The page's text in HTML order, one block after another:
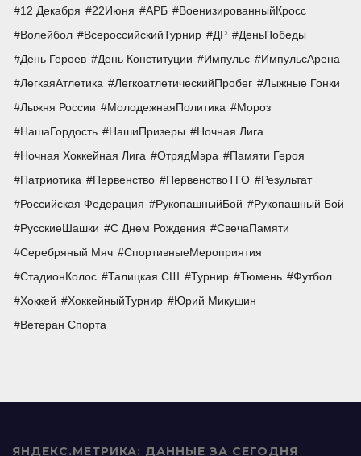
12 Декабря 22Июня АРБ
ВоенизированныйКросс
Волейбол
ВсероссийскийТурнир ДР
ДеньПобеды
День Героев
День Конституции Импульс
ИмпульсАрена
ЛегкаяАтлетика
ЛегкоатлетическийПробег
Лыжные Гонки
Лыжня России
МолодежнаяПолитика
Мороз
НашаГордость
НашиПризеры
Ночная Лига
Ночная Хоккейная Лига
ОтрядМэра
Памяти Героя
Патриотика
Первенство ПервенствоТГО
Результат
Российская Федерация
РукопашныйБой
Рукопашный Бой
РусскиеШашки
С Днем Рождения
СвечаПамяти
Серебряный Мяч
СпортивныеМероприятия
СтадионКолос
Талицкая СШ Турнир Тюмень
Футбол
Хоккей
ХоккейныйТурнир
Юрий Микушин
Ветеран Спорта
ЯНДЕКС.МЕТРИКА: ДАННЫЕ ЗА СЕГОДНЯ